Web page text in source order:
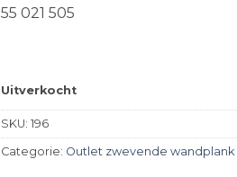
55 021 505
Uitverkocht
SKU: 196
Categorie: Outlet zwevende wandplank